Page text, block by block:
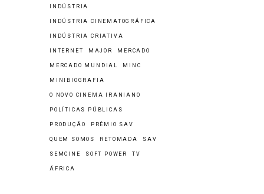
INDÚSTRIA
INDÚSTRIA CINEMATOGRÁFICA
INDÚSTRIA CRIATIVA
INTERNET MAJOR MERCADO
MERCADO MUNDIAL MINC
MINIBIOGRAFIA
O NOVO CINEMA IRANIANO
POLÍTICAS PÚBLICAS
PRODUÇÃO PRÊMIO SAV
QUEM SOMOS RETOMADA SAV
SEMCINE SOFT POWER TV
ÁFRICA